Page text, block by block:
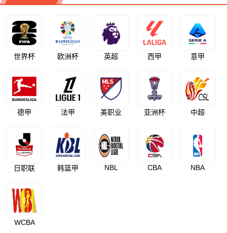
世界杯 欧洲杯 英超 西甲 意甲
德甲 法甲 美职业 亚洲杯 中超
日职联 韩篮甲 NBL CBA NBA
WCBA